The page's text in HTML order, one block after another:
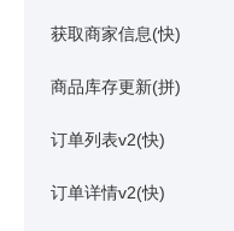
获取商家信息(快)
商品库存更新(拼)
订单列表v2(快)
订单详情v2(快)